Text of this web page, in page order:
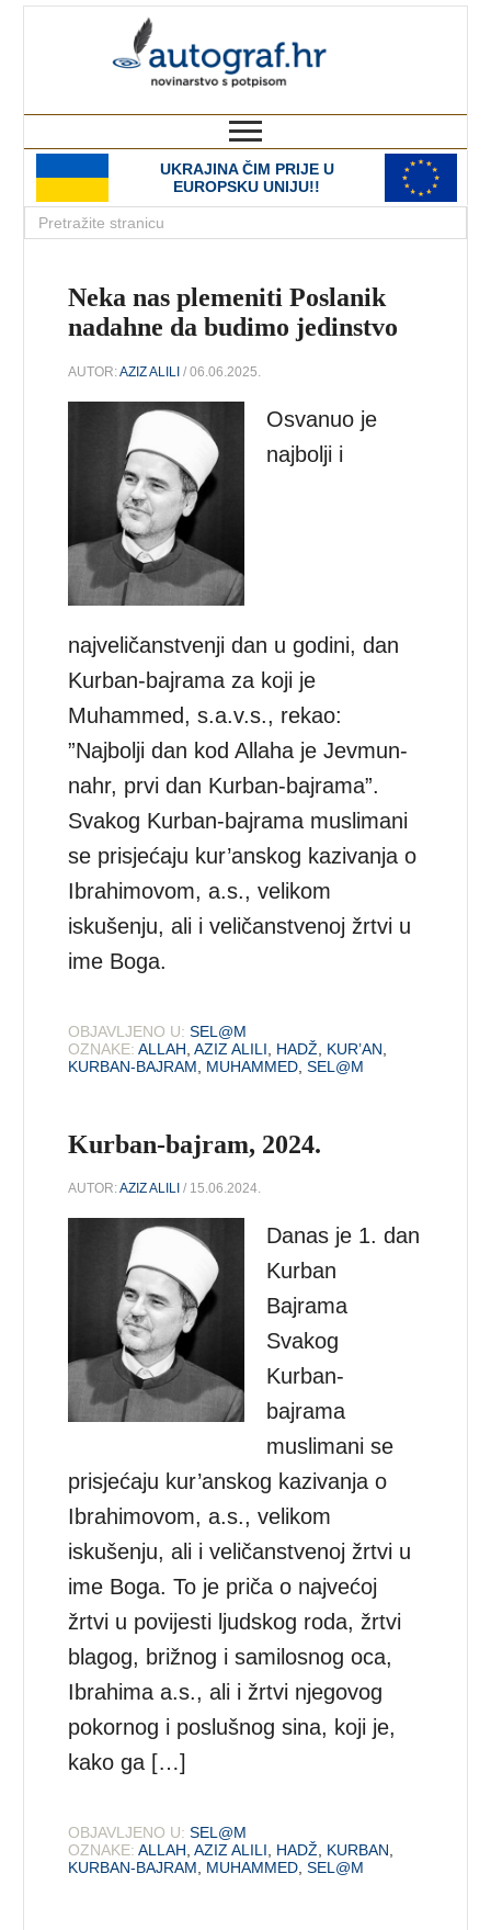
UKRAJINA ČIM PRIJE U
EUROPSKU UNIJU!!
Neka nas plemeniti Poslanik
nadahne da budimo jedinstvo
AUTOR:AZIZ ALILI / 06.06.2025.
Osvanuo je
najbolji i
najveličanstvenji dan u godini, dan
Kurban-bajrama za koji je
Muhammed, s.a.v.s., rekao:
”Najbolji dan kod Allaha je Jevmun-
nahr, prvi dan Kurban-bajrama”.
Svakog Kurban-bajrama muslimani
se prisjećaju kur’anskog kazivanja o
Ibrahimovom, a.s., velikom
iskušenju, ali i veličanstvenoj žrtvi u
ime Boga.
OBJAVLJENO U: SEL@M
OZNAKE: ALLAH ,AZIZ ALILI HADŽ KUR’AN
KURBAN-BAJRAM
MUHAMMED ,SEL@M
Kurban-bajram, 2024.
AUTOR:AZIZ ALILI / 15.06.2024.
Danas je 1. dan
Kurban
Bajrama
Svakog
Kurban-
bajrama
muslimani se
prisjećaju kur’anskog kazivanja o
Ibrahimovom, a.s., velikom
iskušenju, ali i veličanstvenoj žrtvi u
ime Boga. To je priča o najvećoj
žrtvi u povijesti ljudskog roda, žrtvi
blagog, brižnog i samilosnog oca,
Ibrahima a.s., ali i žrtvi njegovog
pokornog i poslušnog sina, koji je,
kako ga […]
OBJAVLJENO U: SEL@M
OZNAKE: ALLAH,AZIZ ALILI, HADŽ, KURBAN,
KURBAN-BAJRAM, MUHAMMED,SEL@M